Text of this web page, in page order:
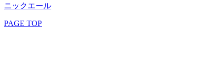
ニックエール
PAGE TOP